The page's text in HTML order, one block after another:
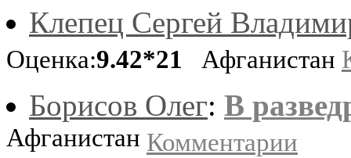
Клепец Сергей
Оценка:9.42*21 Афганистан
Борисов Олег: В
Афганистан Комментарии